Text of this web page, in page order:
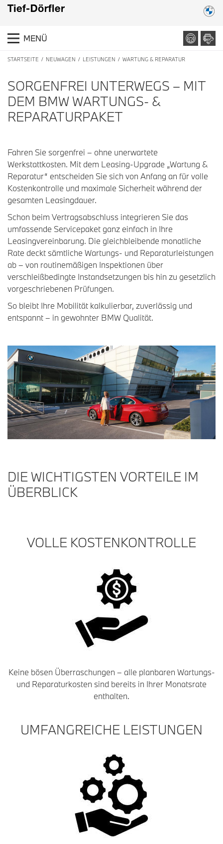
MENÜ
STARTSEITE NEUWAGEN LEISTUNGEN WARTUNG & REPARATUR
SORGENFREI UNTERWEGS – MIT
DEM BMW WARTUNGS- &
REPARATURPAKET
Fahren Sie sorgenfrei – ohne unerwartete
Werkstattkosten. Mit dem Leasing-Upgrade „Wartung &
Reparatur“ entscheiden Sie sich von Anfang an für volle
Kostenkontrolle und maximale Sicherheit während der
gesamten Leasingdauer.
Schon beim Vertragsabschluss integrieren Sie das
umfassende Servicepaket ganz einfach in Ihre
Leasingvereinbarung. Die gleichbleibende monatliche
Rate deckt sämtliche Wartungs- und Reparaturleistungen
ab – von routinemäßigen Inspektionen über
verschleißbedingte Instandsetzungen bis hin zu gesetzlich
vorgeschriebenen Prüfungen.
So bleibt Ihre Mobilität kalkulierbar, zuverlässig und
entspannt – in gewohnter BMW Qualität.
DIE WICHTIGSTEN VORTEILE IM
ÜBERBLICK
VOLLE KOSTENKONTROLLE
Keine bösen Überraschungen – alle planbaren Wartungs-
und Reparaturkosten sind bereits in Ihrer Monatsrate
enthalten.
UMFANGREICHE LEISTUNGEN